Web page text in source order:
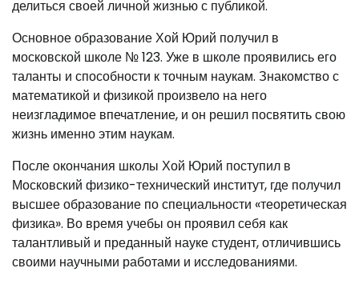
делиться своей личной жизнью с публикой.
Основное образование Хой Юрий получил в
московской школе № 123. Уже в школе проявились его
таланты и способности к точным наукам. Знакомство с
математикой и физикой произвело на него
неизгладимое впечатление, и он решил посвятить свою
жизнь именно этим наукам.
После окончания школы Хой Юрий поступил в
Московский физико-технический институт, где получил
высшее образование по специальности «теоретическая
физика». Во время учебы он проявил себя как
талантливый и преданный науке студент, отличившись
своими научными работами и исследованиями.